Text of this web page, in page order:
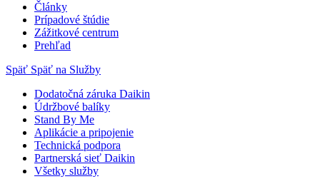
Články
Prípadové štúdie
Zážitkové centrum
Prehľad
Späť Späť na Služby
Dodatočná záruka Daikin
Údržbové balíky
Stand By Me
Aplikácie a pripojenie
Technická podpora
Partnerská sieť Daikin
Všetky služby